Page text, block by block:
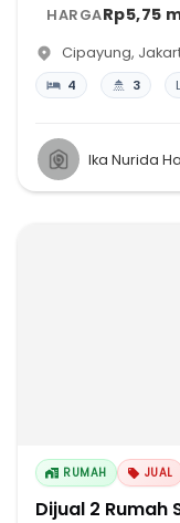
HARGARp5,75
Cipayung,
4 3
Ika Nurida
RUMAH JUAL
Dijual 2 Rumah